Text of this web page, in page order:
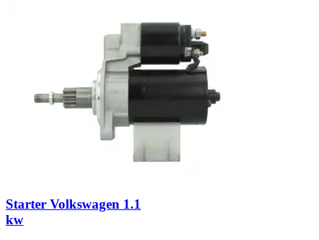
Starter Volkswagen 1.1
kw